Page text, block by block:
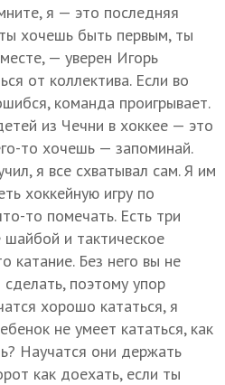
я — это последняя
хочешь быть первым, ты
— уверен Игорь
от коллектива. Если во
команда проигрывает.
из Чечни в хоккее — это
то хочешь — запоминай.
я все схватывал сам. Я им
хоккейную игру по
то помечать. Есть три
шайбой и тактическое
катание. Без него вы не
поэтому упор
хорошо кататься, я
не умеет кататься, как
Научатся они держать
как доехать, если ты